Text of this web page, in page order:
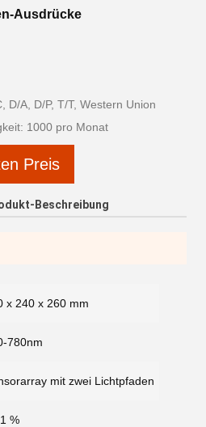
Ausdrücke
D/A, D/P, T/T, Western Union
1000 pro Monat
Preis
Beschreibung
x 240 x 260 mm
780nm
mit zwei Lichtpfaden
%